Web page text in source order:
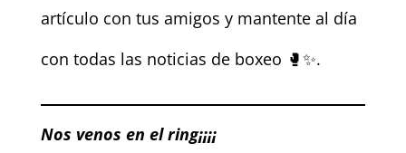
artículo con tus amigos y mantente al día
con todas las noticias de boxeo 🥊✨.
Nos venos en el ring¡¡¡¡